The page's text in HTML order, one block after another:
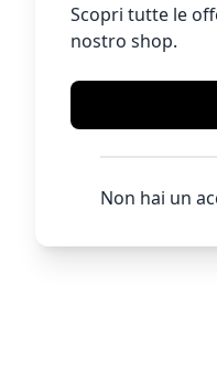
Scopri tutte le
nostro shop.
Non hai un